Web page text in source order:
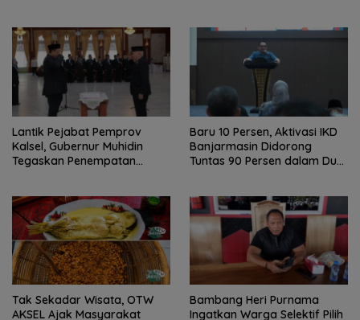
Lantik Pejabat Pemprov
Kalsel, Gubernur Muhidin
Tegaskan Penempatan
Baru 10 Persen, Aktivasi IKD
Banjarmasin Didorong
Tuntas 90 Persen dalam Dua
Tak Sekadar Wisata, OTW
AKSEL Ajak Masyarakat
Bambang Heri Purnama
Ingatkan Warga Selektif Pilih